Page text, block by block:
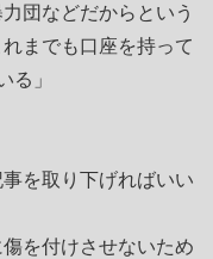
団などだからという
までも口座を持って
る」
を取り下げればいい
を付けさせないため